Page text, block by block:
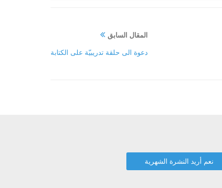
المقال السابق
دعوة الى حلقة تدريبيّة على الكتابة